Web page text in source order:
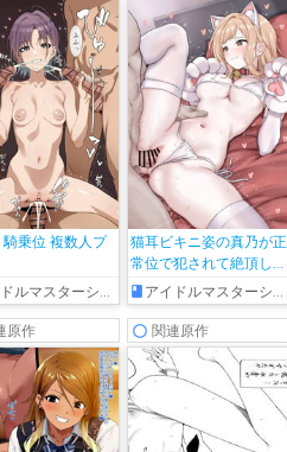
騎乗位 複数人プ
スターシャイニーカラーズ
猫耳ビキニ姿の真乃が正
常位で犯されて絶頂しち
ゃう!!アイドルマスターシャイニーカラーズ
原作 関連原作